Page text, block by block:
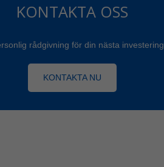
KONTAKTA OSS
rådgivning för din nästa investering.
KONTAKTA NU